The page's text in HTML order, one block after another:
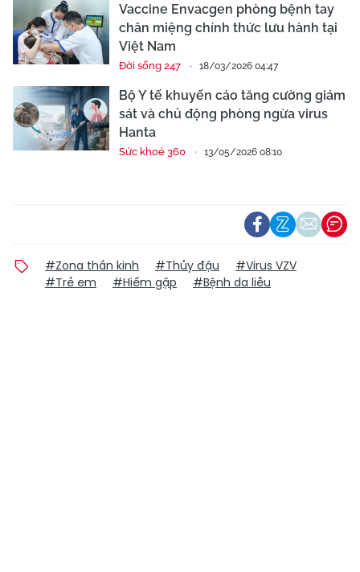
Vaccine Envacgen phòng bệnh tay
chân miệng chính thức lưu hành tại
Việt Nam
Đời sống 247 18/03/2026 04:47
Bộ Y tế khuyến cáo tăng cường giám
sát và chủ động phòng ngừa virus
Hanta
Sức khoẻ 360 13/05/2026 08:10
#Zona thần kinh #Thủy đậu
#Virus VZV
#Trẻ em
#Hiếm gặp #Bệnh da liễu